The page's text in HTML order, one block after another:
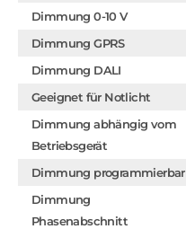
Dimmung 0-10 V
Dimmung GPRS
Dimmung DALI
Geeignet für Notlicht
Dimmung abhängig vom
Betriebsgerät
Dimmung programmierbar
Dimmung
Phasenabschnitt